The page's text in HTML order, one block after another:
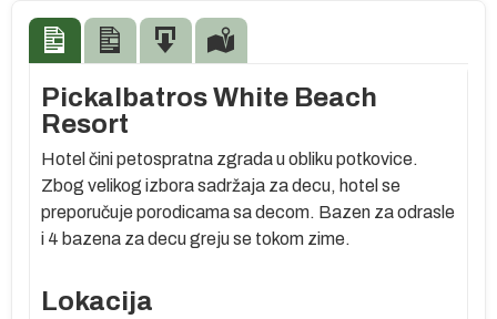
Pickalbatros White Beach
Resort
Hotel čini petospratna zgrada u obliku potkovice.
Zbog velikog izbora sadržaja za decu, hotel se
preporučuje porodicama sa decom. Bazen za odrasle
i 4 bazena za decu greju se tokom zime.
Lokacija